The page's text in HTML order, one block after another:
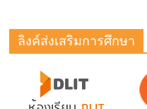
ลิงค์ส่งเสริมการศึกษา